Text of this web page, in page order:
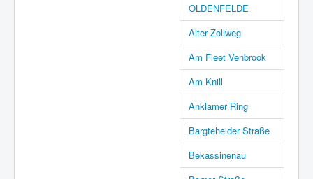
OLDENFELDE
Alter Zollweg
Am Fleet Venbrook
Am Knill
Anklamer Ring
Bargteheider Straße
Bekassinenau